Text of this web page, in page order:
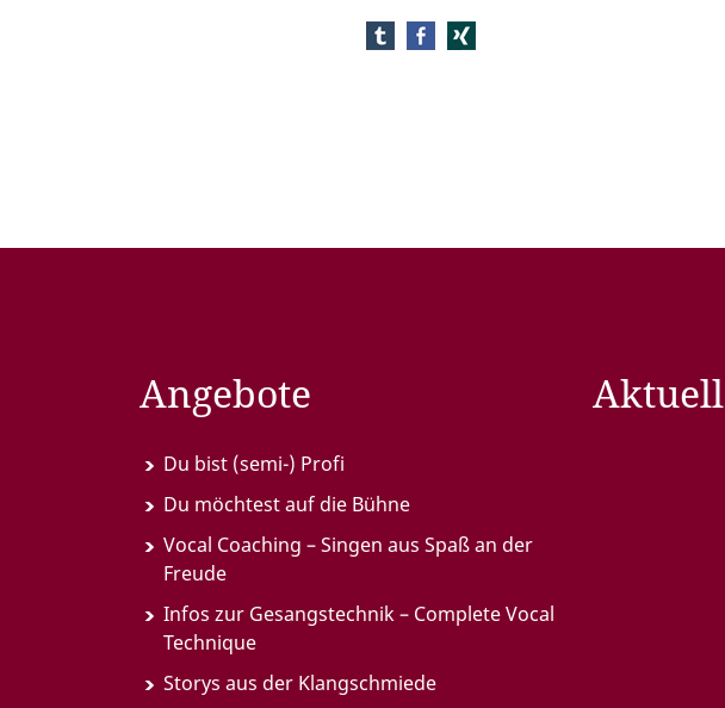
Angebote
Du bist (semi-) Profi
Du möchtest auf die Bühne
Vocal Coaching – Singen aus Spaß an der
Freude
Infos zur Gesangstechnik – Complete Vocal
Technique
Storys aus der Klangschmiede
Aktuell